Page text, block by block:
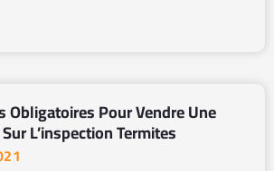
Obligatoires Pour Vendre Une
L’inspection Termites